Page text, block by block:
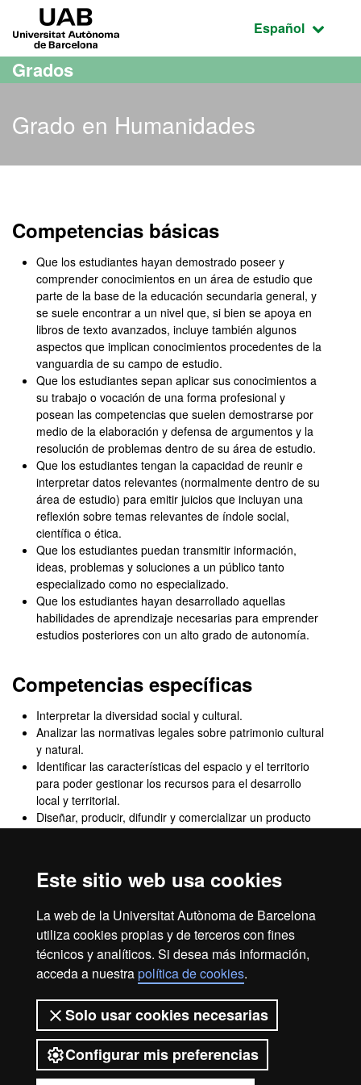
Este sitio web usa cookies
La web de la Universitat Autònoma de Barcelona
utiliza cookies propias y de terceros con fines
técnicos y analíticos. Si desea más información,
acceda a nuestrapolítica de cookies.
Solo usar cookies necesarias
Configurar mis preferencias
Acceso al contenido principal
Acceso a la navegación de la página
Idioma
Español
Grados
Grado en Humanidades
Competencias básicas
Que los estudiantes hayan demostrado poseer y
comprender conocimientos en un área de estudio que
parte de la base de la educación secundaria general, y
se suele encontrar a un nivel que, si bien se apoya en
libros de texto avanzados, incluye también algunos
aspectos que implican conocimientos procedentes de la
vanguardia de su campo de estudio.
Que los estudiantes sepan aplicar sus conocimientos a
su trabajo o vocación de una forma profesional y
posean las competencias que suelen demostrarse por
medio de la elaboración y defensa de argumentos y la
resolución de problemas dentro de su área de estudio.
Que los estudiantes tengan la capacidad de reunir e
interpretar datos relevantes (normalmente dentro de su
área de estudio) para emitir juicios que incluyan una
reflexión sobre temas relevantes de índole social,
científica o ética.
Que los estudiantes puedan transmitir información,
ideas, problemas y soluciones a un público tanto
especializado como no especializado.
Que los estudiantes hayan desarrollado aquellas
habilidades de aprendizaje necesarias para emprender
estudios posteriores con un alto grado de autonomía.
Competencias específicas
Interpretar la diversidad social y cultural.
Analizar las normativas legales sobre patrimonio cultural
y natural.
Identificar las características del espacio y el territorio
para poder gestionar los recursos para el desarrollo
local y territorial.
Diseñar, producir, difundir y comercializar un producto
la cultura contemporánea.
que se utilizan en el estudio de la cultura
contemporánea.
Analizar críticamente la cultura que se hace en la
actualidad y las circunstancias históricas en las que se
2026 Universitat Autònoma de